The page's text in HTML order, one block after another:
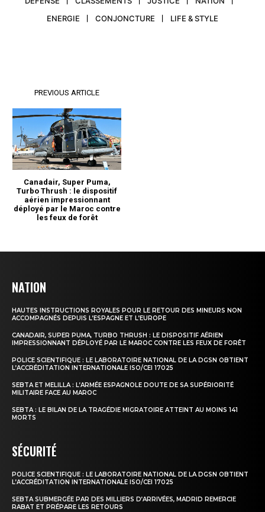
NATION
HAUTES INSTRUCTIONS ROYALES POUR LE RETOUR DES MINEURS NON
ACCOMPAGNÉS DEPUIS L’ESPAGNE ET L’EUROPE
CANADAIR, SUPER PUMA, TURBO THRUSH : LE DISPOSITIF AÉRIEN
IMPRESSIONNANT DÉPLOYÉ PAR LE MAROC CONTRE LES FEUX DE FORÊT
POLICE SCIENTIFIQUE : LE LABORATOIRE NATIONAL DE LA DGSN OBTIENT
L’ACCRÉDITATION INTERNATIONALE ISO/CEI 17025
SEBTA ET MELILLA : L’ARMÉE ESPAGNOLE DOUTE DE SA SUPÉRIORITÉ
MILITAIRE FACE AU MAROC
SEBTA : LE BILAN DE LA TRAGÉDIE MIGRATOIRE ATTEINT AU MOINS 141
MORTS
SÉCURITÉ
POLICE SCIENTIFIQUE : LE LABORATOIRE NATIONAL DE LA DGSN OBTIENT
L’ACCRÉDITATION INTERNATIONALE ISO/CEI 17025
SEBTA SUBMERGÉE PAR DES MILLIERS D’ARRIVÉES, MADRID REMERCIE
RABAT ET PRÉPARE LES RETOURS